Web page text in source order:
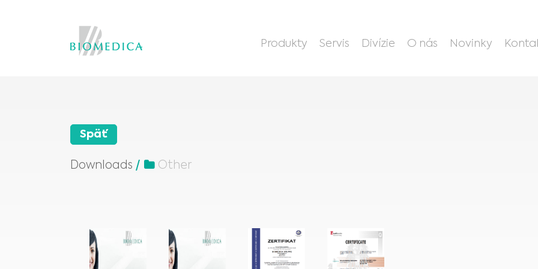
Produkty Servis Divízie O nás Novinky
Späť
Downloads Other